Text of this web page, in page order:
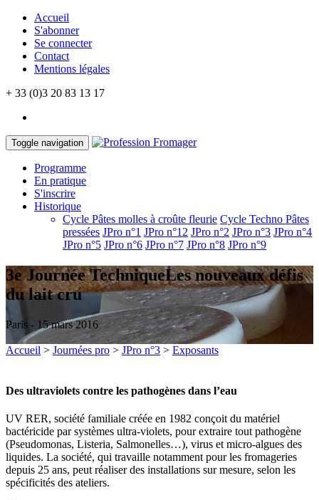
Accueil
S'abonner
Se connecter
Contact
Mentions légales
+ 33 (0)3 20 83 13 17
Toggle navigation
Programme
En pratique
S'inscrire
Historique
Cycle Pâtes molles à croûte fleurie Cycle Techno Pâtes
pressées JPro n°1 JPro n°12 JPro n°2 JPro n°3 JPro n°4
JPro n°5 JPro n°6 JPro n°7 JPro n°8 JPro n°9
3e Journée TechniqueLes nouveaux défis
du lait cru
Paris - 15 mars 2016
Accueil > Journées pro > JPro n°3 > Exposants
Des ultraviolets contre les pathogènes dans l’eau
UV RER, société familiale créée en 1982 conçoit du matériel
bactéricide par systèmes ultra-violets, pour extraire tout pathogène
(Pseudomonas, Listeria, Salmonelles…), virus et micro-algues des
liquides. La société, qui travaille notamment pour les fromageries
depuis 25 ans, peut réaliser des installations sur mesure, selon les
spécificités des ateliers.